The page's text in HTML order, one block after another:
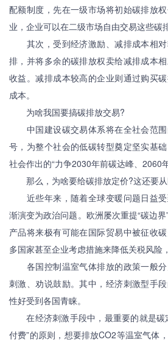
配额制度，先在一级市场将初始碳排放
业，企业可以在二级市场自由交易这些碳
其次，受到经济激励、减排成本相对
排，并将多余的碳排放权卖给减排成本
收益。减排成本较高的企业则通过购买
成本。
为啥我国要搞碳排放交易?
中国建设碳交易体系将在全社会范围
号，为整个社会的低碳转型奠定坚实基
社会作出的“力争2030年前碳达峰、2060
那么，为啥要给碳排放定价?这还要从
近些年来，随着全球变暖问题日益受
渐演变为政治问题。欧洲屡次重提“碳边
产品将来极有可能在国际贸易中被征收
多国家甚至企业考虑措施来降低关税风险
各国控制温室气体排放的政策一般分
刺激、劝说鼓励。其中，经济刺激型手
性好受到各国青睐。
在经济刺激手段中，最重要的就是碳
付费”的原则，想要排放CO2等温室气体